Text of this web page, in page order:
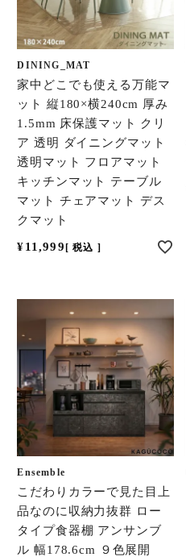
DINING_MAT
家中どこでも使える万能マ
ット 縦180×横240cm 厚み
1.5mm 床保護マット クリ
ア 透明 ダイニングマット
透明マット フロアマット
キッチンマット テーブル
マット チェアマット デス
クマット
¥11,999 税込
Ensemble
こだわりカラーで見た目上
品なのに収納力抜群 ロー
タイプ食器棚 アンサンブ
ル 幅178.6cm ９色展開